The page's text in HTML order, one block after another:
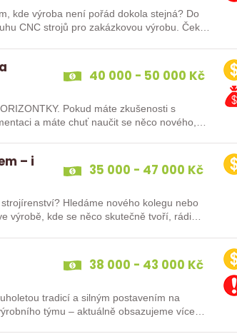
kde výroba není pořád dokola stejná? Do
CNC strojů pro zakázkovou výrobu. Čeká
40 000 - 50 000 Kč
Pokud máte zkušenosti s
a máte chuť naučit se něco nového,
– i
35 000 - 47 000 Kč
Hledáme nového kolegu nebo
výrobě, kde se něco skutečně tvoří, rádi…
38 000 - 43 000 Kč
tradicí a silným postavením na
týmu – aktuálně obsazujeme více